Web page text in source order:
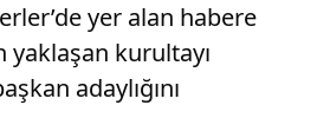
yer alan habere
kurultayı
adaylığını